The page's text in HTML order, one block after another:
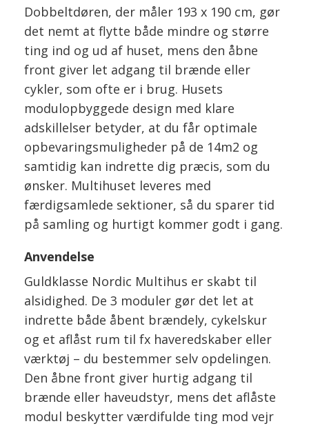
Dobbelt­døren, der måler 193 x 190 cm, gør
det nemt at flytte både mindre og større
ting ind og ud af huset, mens den åbne
front giver let adgang til brænde eller
cykler, som ofte er i brug. Husets
modulopbyggede design med klare
adskillelser betyder, at du får optimale
opbevaringsmuligheder på de 14m2 og
samtidig kan indrette dig præcis, som du
ønsker. Multihuset leveres med
færdigsamlede sektioner, så du sparer tid
på samling og hurtigt kommer godt i gang.
Anvendelse
Guldklasse Nordic Multihus er skabt til
alsidighed. De 3 moduler gør det let at
indrette både åbent brændely, cykelskur
og et aflåst rum til fx haveredskaber eller
værktøj – du bestemmer selv opdelingen.
Den åbne front giver hurtig adgang til
brænde eller haveudstyr, mens det aflåste
modul beskytter værdifulde ting mod vejr